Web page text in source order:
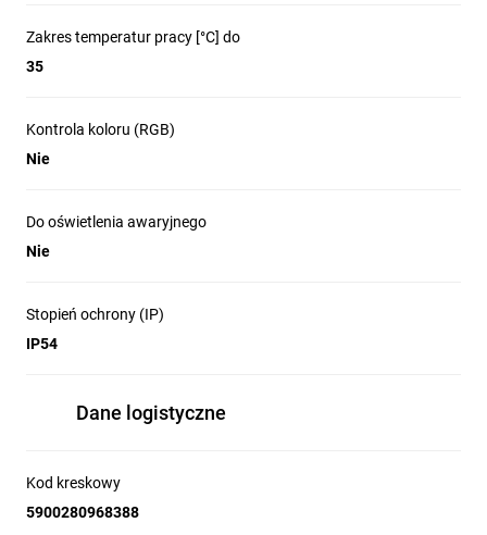
Zakres temperatur pracy [°C] do
35
Kontrola koloru (RGB)
Nie
Do oświetlenia awaryjnego
Nie
Stopień ochrony (IP)
IP54
Dane logistyczne
Kod kreskowy
5900280968388